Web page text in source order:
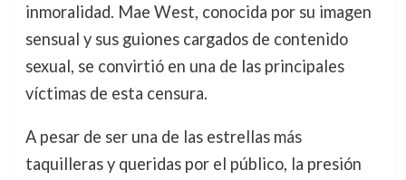
inmoralidad. Mae West, conocida por su imagen
sensual y sus guiones cargados de contenido
sexual, se convirtió en una de las principales
víctimas de esta censura.
A pesar de ser una de las estrellas más
taquilleras y queridas por el público, la presión